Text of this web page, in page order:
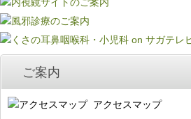
ご案内
アクセスマップ